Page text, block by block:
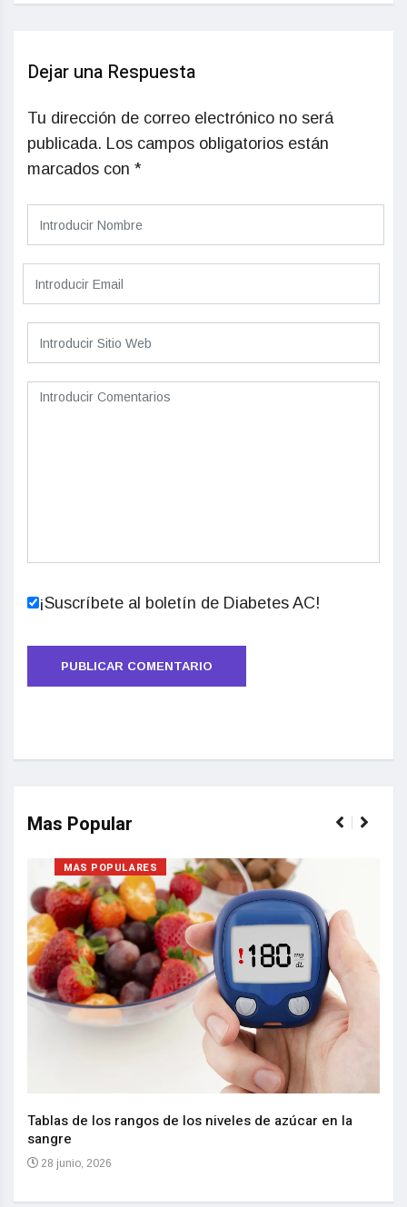
Dejar una Respuesta
Tu dirección de correo electrónico no será
publicada. Los campos obligatorios están
marcados con *
¡Suscríbete al boletín de Diabetes AC!
Mas Popular
MAS POPULARES
Tablas de los rangos de los niveles de azúcar en la
sangre
28 junio, 2026